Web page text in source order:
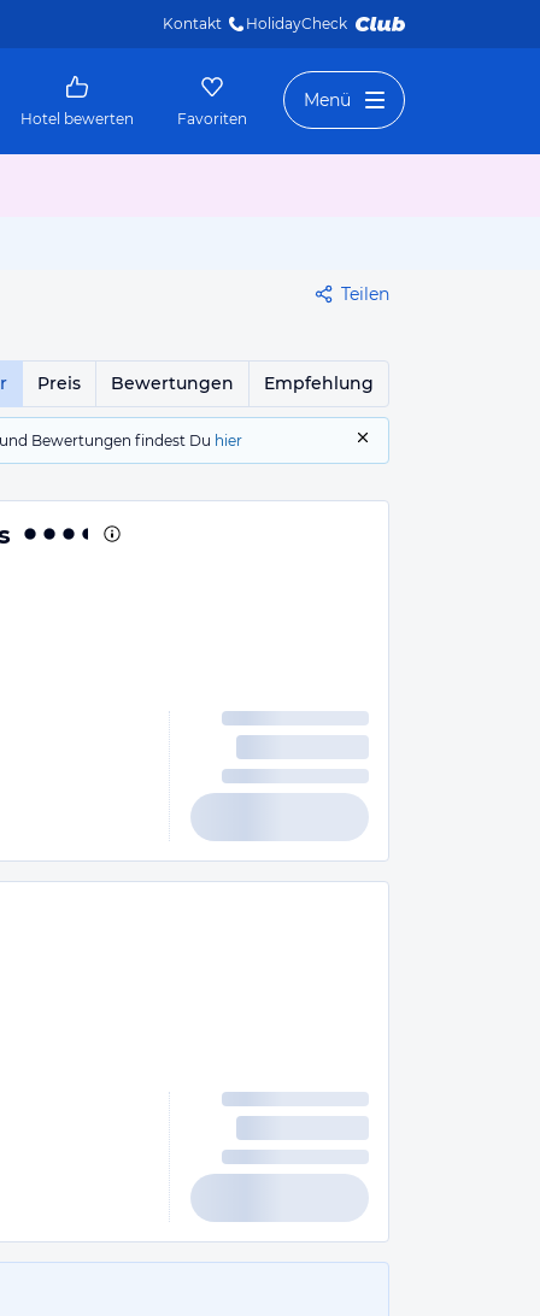
Kontakt HolidayCheck
Hotel bewerten Favoriten
Menü
Teilen
Preis Bewertungen Empfehlung
Bewertungen findest Du hier